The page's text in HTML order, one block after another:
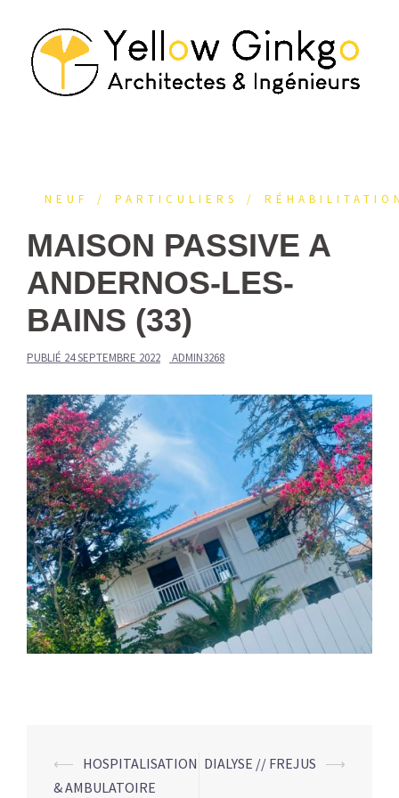
contenu
NEUF PARTICULIERS
MAISON PASSIVE A
ANDERNOS-LES-
BAINS (33)
PUBLIÉ 24 SEPTEMBRE 2022 ADMIN3268
Navigation
⟵ HOSPITALISATION
& AMBULATOIRE
DIALYSE // FREJUS ⟶